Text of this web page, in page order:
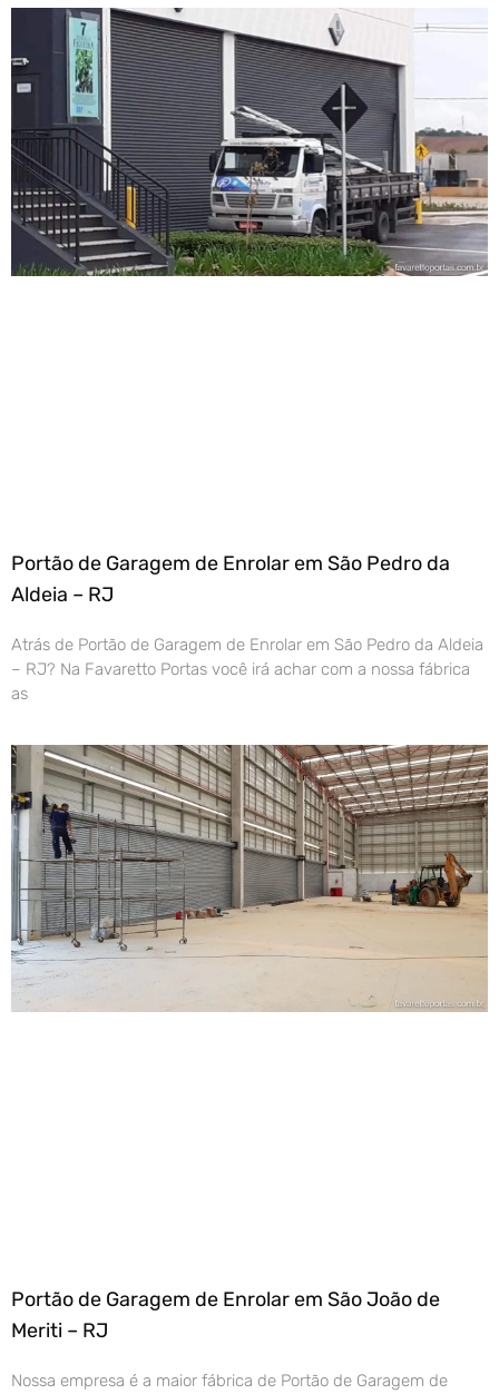
Portão de Garagem de Enrolar em São Pedro da
Aldeia – RJ
Atrás de Portão de Garagem de Enrolar em São Pedro da Aldeia
– RJ? Na Favaretto Portas você irá achar com a nossa fábrica
as
Portão de Garagem de Enrolar em São João de
Meriti – RJ
Nossa empresa é a maior fábrica de Portão de Garagem de